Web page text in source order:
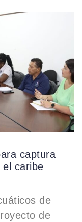
captura
el caribe
de
de